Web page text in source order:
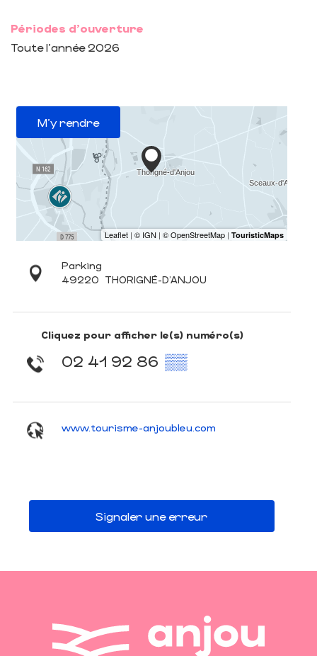
Périodes d'ouverture
Toute l'année 2026
M'y rendre
Parking
49220 THORIGNÉ-D'ANJOU
Cliquez pour afficher le(s) numéro(s)
02 41 92 86 ▒▒
www.tourisme-anjoubleu.com
Signaler une erreur